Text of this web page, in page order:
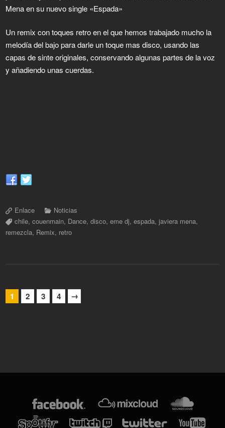
Mena en su nuevo single «Espada»
Un remix con toques retro en el que hemos trabajado mucho la
melodía del bajo para darle un toque mas disco, usando las
capas de sinte originales, conservando algunas partes de la voz
y añadiendo unas cuerdas.
Enlace
Noticias
chile,couenmain, Dance,disco,eme dj,espada,javiera mena,
remezcla, Remix, retro
1 2 3 4 →